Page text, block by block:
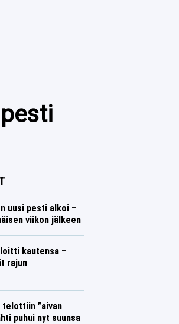
uusi pesti alkoi –
viikon jälkeen
kautensa –
rajun
telottiin ”aivan
puhui nyt suunsa